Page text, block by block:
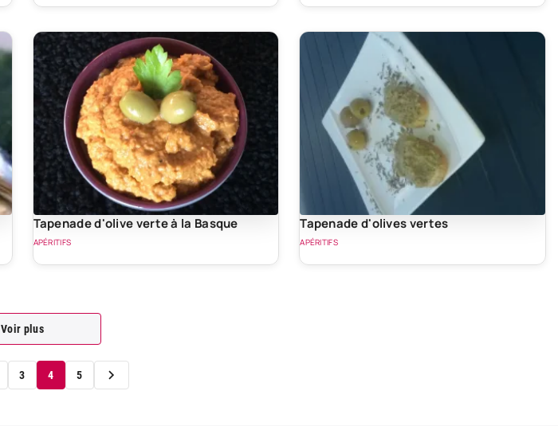
Tapenade d'olive verte à la Basque
APÉRITIFS
Tapenade d'olives vertes
APÉRITIFS
Voir plus
3 4 5